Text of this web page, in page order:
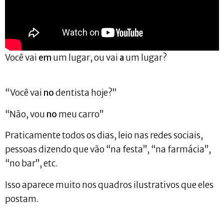
Você vai em um lugar, ou vai a um lugar?
“Você vai nodentista hoje?”
“Não, vou no meu carro”
Praticamente todos os dias, leio nas redes sociais,
pessoas dizendo que vão “na festa”, “na farmácia”,
“no bar”, etc.
Isso aparece muito nos quadros ilustrativos que eles
postam.